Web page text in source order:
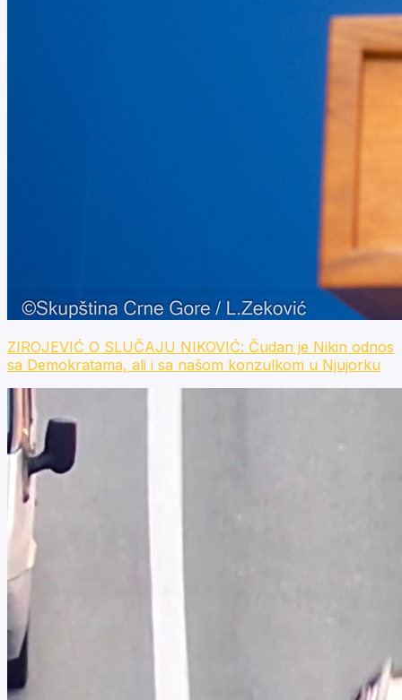
ZIROJEVIĆ O SLUČAJU NIKOVIĆ: Čudan je Nikin odnos
sa Demokratama, ali i sa našom konzulkom u Njujorku